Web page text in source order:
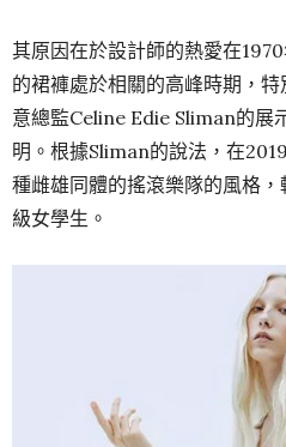
其原因在於設計師的熱愛在
的裙褲處於相關的高峰時期，
意總監Celine Edie Sliman的展
明。根據Sliman的說法，在
種雌雄同體的搖滾樂隊的風格
級女學生。